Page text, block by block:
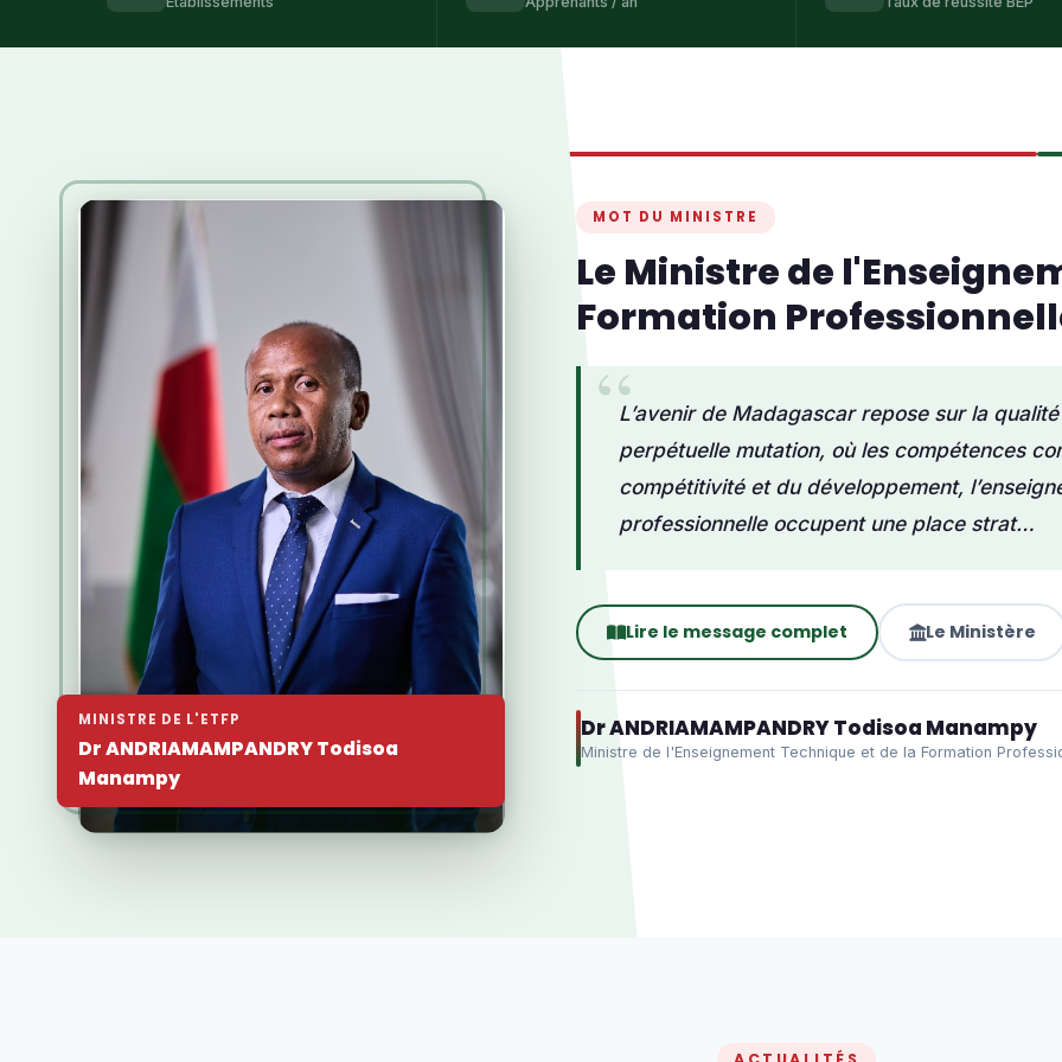
MINISTRE DE L'ETFP
Dr ANDRIAMAMPANDRY Todisoa
Manampy
MOT DU MINISTRE
Le Ministre de
Formation
L’avenir de Madagascar repose sur la
perpétuelle mutation, où les compétences
compétitivité et du développement,
professionnelle occupent une place strat…
Lire le message complet Le Ministère
Dr ANDRIAMAMPANDRY Todisoa Manampy
Ministre de l'Enseignement Technique et de la Formation